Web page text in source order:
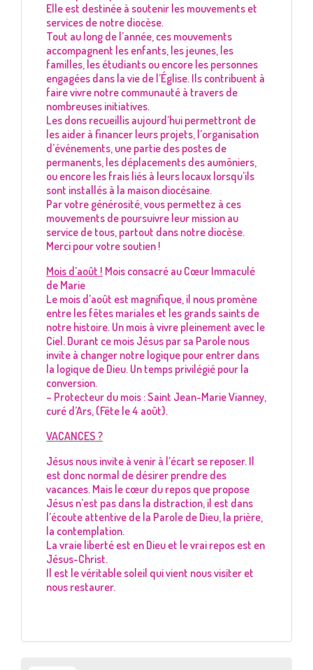
Elle est destinée à soutenir les mouvements et
services de notre diocèse.
Tout au long de l’année, ces mouvements
accompagnent les enfants, les jeunes, les
familles, les étudiants ou encore les personnes
engagées dans la vie de l’Église. Ils contribuent à
faire vivre notre communauté à travers de
nombreuses initiatives.
Les dons recueillis aujourd’hui permettront de
les aider à financer leurs projets, l’organisation
d’événements, une partie des postes de
permanents, les déplacements des aumôniers,
ou encore les frais liés à leurs locaux lorsqu’ils
sont installés à la maison diocésaine.
Par votre générosité, vous permettez à ces
mouvements de poursuivre leur mission au
service de tous, partout dans notre diocèse.
Merci pour votre soutien !
Mois d’août ! Mois consacré au Cœur Immaculé
de Marie
Le mois d’août est magnifique, il nous promène
entre les fêtes mariales et les grands saints de
notre histoire. Un mois à vivre pleinement avec le
Ciel. Durant ce mois Jésus par sa Parole nous
invite à changer notre logique pour entrer dans
la logique de Dieu. Un temps privilégié pour la
conversion.
– Protecteur du mois : Saint Jean-Marie Vianney,
curé d’Ars, (Fête le 4 août).
VACANCES ?
Jésus nous invite à venir à l’écart se reposer. Il
est donc normal de désirer prendre des
vacances. Mais le cœur du repos que propose
Jésus n’est pas dans la distraction, il est dans
l’écoute attentive de la Parole de Dieu, la prière,
la contemplation.
La vraie liberté est en Dieu et le vrai repos est en
Jésus-Christ.
Il est le véritable soleil qui vient nous visiter et
nous restaurer.